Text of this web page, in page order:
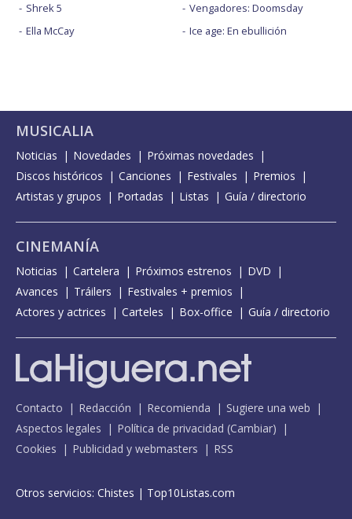
Shrek 5
Ella McCay
Vengadores: Doomsday
Ice age: En ebullición
MUSICALIA
Noticias Novedades
Próximas novedades
Discos históricos
Canciones Festivales
Premios
Artistas y grupos
Portadas Listas Guía / directorio
CINEMANÍA
Noticias Cartelera Próximos estrenos
DVD
Avances
Tráilers
Festivales + premios
Actores y actrices
Carteles Box-office Guía / directorio
Contacto Redacción Recomienda
Sugiere una web
Aspectos legales
Política de privacidad (Cambiar)
Cookies
Publicidad y webmasters RSS
Otros servicios: Chistes | Top10Listas.com